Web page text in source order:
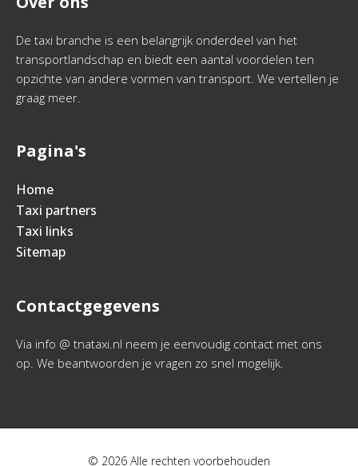
De taxi branche is een belangrijk onderdeel van het
transportlandschap en biedt een aantal voordelen ten
opzichte van andere vormen van transport. We vertellen je
graag meer.
Pagina's
Home
Taxi partners
Taxi links
Sitemap
Contactgegevens
Via info @ tnataxi.nl neem je eenvoudig contact met ons
op. We beantwoorden je vragen zo snel mogelijk.
© 2026 Alle rechten voorbehouden